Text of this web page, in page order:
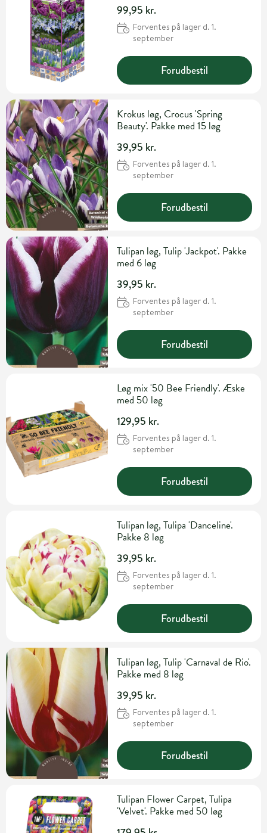
99,95 kr.
Forventes på lager d. 1.
september
Forudbestil
Krokus løg, Crocus 'Spring
Beauty'. Pakke med 15 løg
39,95 kr.
Forventes på lager d. 1.
september
Forudbestil
Tulipan løg, Tulip 'Jackpot'. Pakke
med 6 løg
39,95 kr.
Forventes på lager d. 1.
september
Forudbestil
Løg mix '50 Bee Friendly'. Æske
med 50 løg
129,95 kr.
Forventes på lager d. 1.
september
Forudbestil
Tulipan løg, Tulipa 'Danceline'.
Pakke 8 løg
39,95 kr.
Forventes på lager d. 1.
september
Forudbestil
Tulipan løg, Tulip 'Carnaval de Rio'.
Pakke med 8 løg
39,95 kr.
Forventes på lager d. 1.
september
Forudbestil
Tulipan Flower Carpet, Tulipa
'Velvet'. Pakke med 50 løg